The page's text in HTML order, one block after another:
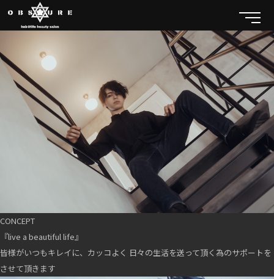
CONCEPT
『live a beautiful life』
皆様がいつもキレイに、カッコよく 日々の生活を送って頂く為のサポートを
させて頂きます